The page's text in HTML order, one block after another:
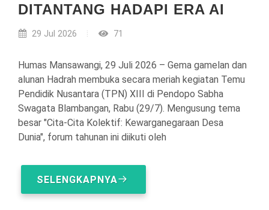
DITANTANG HADAPI ERA AI
29 Jul 2026 71
Humas Mansawangi, 29 Juli 2026 – Gema gamelan dan
alunan Hadrah membuka secara meriah kegiatan Temu
Pendidik Nusantara (TPN) XIII di Pendopo Sabha
Swagata Blambangan, Rabu (29/7). Mengusung tema
besar "Cita-Cita Kolektif: Kewarganegaraan Desa
Dunia", forum tahunan ini diikuti oleh
SELENGKAPNYA